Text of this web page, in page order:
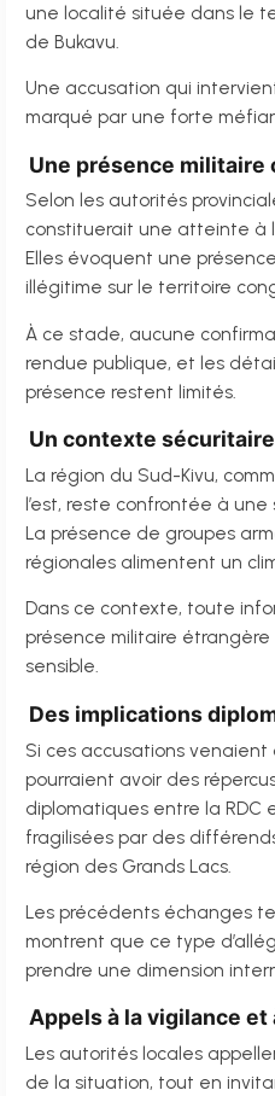
une localité située dans le
de Bukavu.
Une accusation qui
marqué par une forte
Une présence militaire
Selon les autorités
constituerait une atteinte à
Elles évoquent une
illégitime sur le territoire
À ce stade, aucune
rendue publique, et les
présence restent limités.
Un contexte
La région du Sud-Kivu,
l’est, reste confrontée à
La présence de groupes
régionales alimentent un
Dans ce contexte, toute
présence militaire
sensible.
Des implications
Si ces accusations
pourraient avoir des
diplomatiques entre la RDC
fragilisées par des
région des Grands Lacs.
Les précédents échanges
montrent que ce type
prendre une dimension
Appels à la vigilance
Les autorités locales
de la situation, tout en